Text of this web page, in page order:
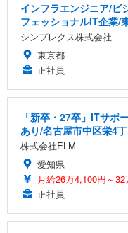
インフラエンジニア/ビ
フェッショナルIT企業/
シンプレクス株式会社
東京都
正社員
「新卒・27卒」ITサポ
あり/名古屋市中区栄4
株式会社ELM
愛知県
月給26万4,100円～32
正社員